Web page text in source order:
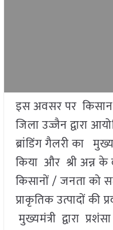
इस अवसर पर
जिला उज्जैन द्वारा
ब्रांडिंग गैलरी का
किया और श्री अन्न के
किसानों / जनता को
प्राकृतिक उत्पादों की
मुख्यमंत्री द्वारा